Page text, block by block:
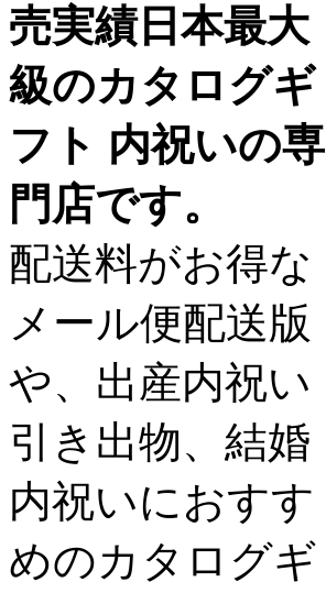
売実績日本最大
級のカタログギ
フト 内祝いの専
門店です。
配送料がお得な
メール便配送版
や、出産内祝い
引き出物、結婚
内祝いにおすす
めのカタログギ